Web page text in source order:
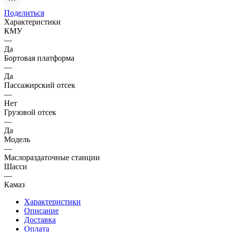
Поделиться
Характеристики
КМУ
—
Да
Бортовая платформа
—
Да
Пассажирский отсек
—
Нет
Грузовой отсек
—
Да
Модель
—
Маслораздаточные станции
Шасси
—
Камаз
Характеристики
Описание
Доставка
Оплата